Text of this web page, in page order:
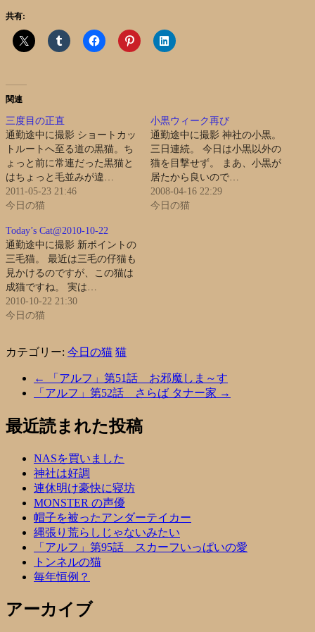
共有:
関連
三度目の正直
通勤途中に撮影 ショートカッ
トルートへ至る道の黒猫。ち
ょっと前に常連だった黒猫と
はちょっと毛並みが違…
2011-05-23 21:46
今日の猫
小黒ウィーク再び
通勤途中に撮影 神社の小黒。
三日連続。 今日は小黒以外の
猫を目撃せず。 まあ、小黒が
居たから良いので…
2008-04-16 22:29
今日の猫
Today’s Cat@2010-10-22
通勤途中に撮影 新ポイントの
三毛猫。 最近は三毛の仔猫も
見かけるのですが、この猫は
成猫ですね。 実は…
2010-10-22 21:30
今日の猫
カテゴリー: 今日の猫 猫
←
「アルフ」第51話 お邪魔しま～す
「アルフ」第52話 さらば タナー家 →
最近読まれた投稿
NASを買いました
神社は好調
連休明け豪快に寝坊
MONSTER の声優
帽子を被ったアンダーテイカー
縄張り荒らしじゃないみたい
「アルフ」第95話 スカーフいっぱいの愛
トンネルの猫
毎年恒例？
アーカイブ